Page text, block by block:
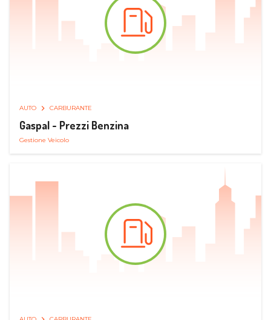
AUTO CARBURANTE
Gaspal - Prezzi Benzina
Gestione Veicolo